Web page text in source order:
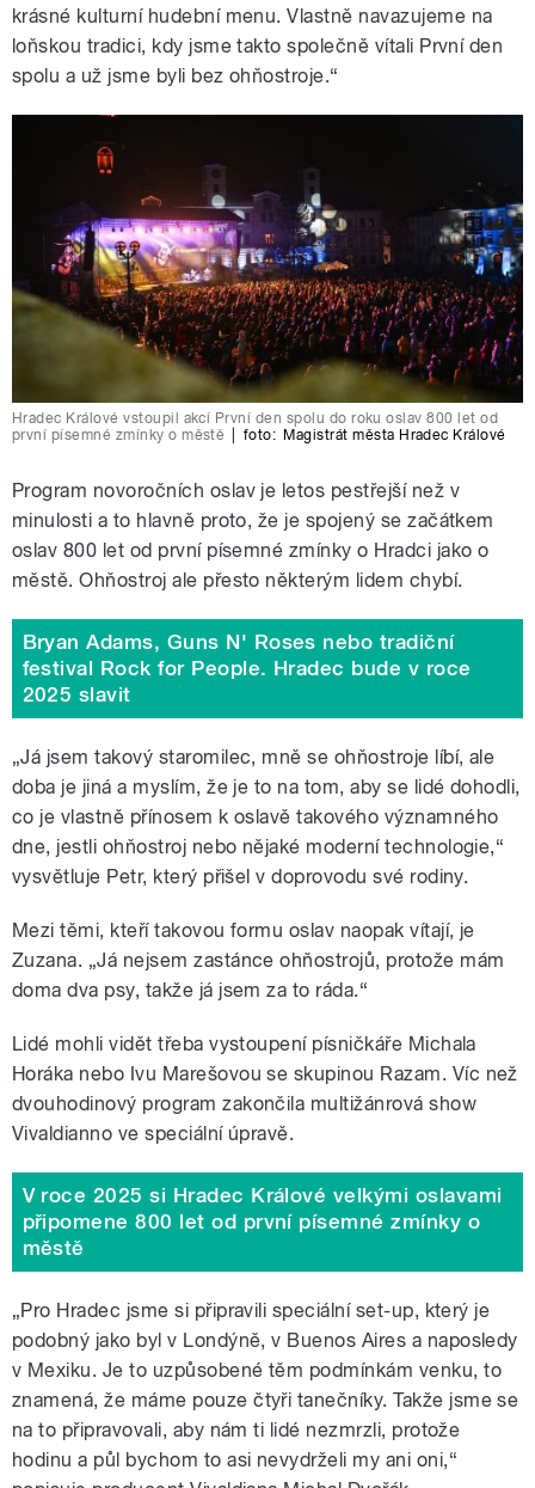
krásné kulturní hudební menu. Vlastně navazujeme na
loňskou tradici, kdy jsme takto společně vítali První den
spolu a už jsme byli bez ohňostroje.“
Hradec Králové vstoupil akcí První den spolu do roku oslav 800 let od
první písemné zmínky o městě
foto: Magistrát města Hradec Králové
Program novoročních oslav je letos pestřejší než v
minulosti a to hlavně proto, že je spojený se začátkem
oslav 800 let od první písemné zmínky o Hradci jako o
městě. Ohňostroj ale přesto některým lidem chybí.
Bryan Adams, Guns N' Roses nebo tradiční
festival Rock for People. Hradec bude v roce
2025 slavit
„Já jsem takový staromilec, mně se ohňostroje líbí, ale
doba je jiná a myslím, že je to na tom, aby se lidé dohodli,
co je vlastně přínosem k oslavě takového významného
dne, jestli ohňostroj nebo nějaké moderní technologie,“
vysvětluje Petr, který přišel v doprovodu své rodiny.
Mezi těmi, kteří takovou formu oslav naopak vítají, je
Zuzana. „Já nejsem zastánce ohňostrojů, protože mám
doma dva psy, takže já jsem za to ráda.“
Lidé mohli vidět třeba vystoupení písničkáře Michala
Horáka nebo Ivu Marešovou se skupinou Razam. Víc než
dvouhodinový program zakončila multižánrová show
Vivaldianno ve speciální úpravě.
V roce 2025 si Hradec Králové velkými oslavami
připomene 800 let od první písemné zmínky o
městě
„Pro Hradec jsme si připravili speciální set-up, který je
podobný jako byl v Londýně, v Buenos Aires a naposledy
v Mexiku. Je to uzpůsobené těm podmínkám venku, to
znamená, že máme pouze čtyři tanečníky. Takže jsme se
na to připravovali, aby nám ti lidé nezmrzli, protože
hodinu a půl bychom to asi nevydrželi my ani oni,“